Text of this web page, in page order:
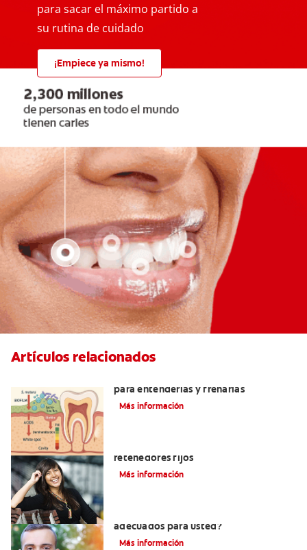
para sacar el máximo partido a
su rutina de cuidado
¡Empiece ya mismo!
Artículos relacionados
para entenderlas y frenarlas
Más información
retenedores fijos
Más información
adecuados para usted?
Más información